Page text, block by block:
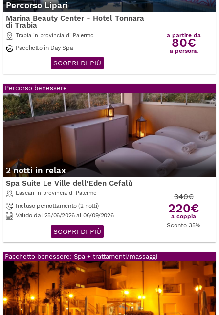
Percorso Lipari
Marina Beauty Center - Hotel Tonnara
di Trabia
Trabia in provincia di Palermo
Pacchetto in Day Spa
SCOPRI DI PIÙ
a partire da
80€
a persona
Percorso benessere
2 notti in relax
Spa Suite Le Ville dell'Eden Cefalù
Lascari in provincia di Palermo
Incluso pernottamento (2 notti)
Valido dal 25/06/2026 al 06/09/2026
SCOPRI DI PIÙ
340€
220€
a coppia
Sconto 35%
Pacchetto benessere: Spa + trattamenti/massaggi